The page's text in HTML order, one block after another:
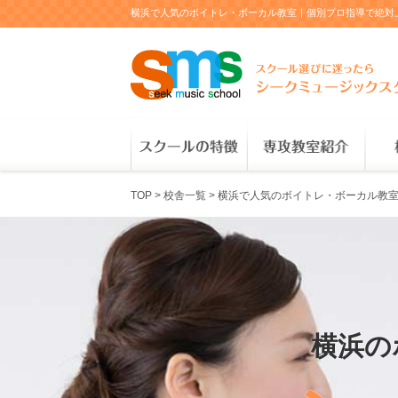
TOP > 校舎一覧 > 横浜で人気のボイトレ・ボーカル教
横浜